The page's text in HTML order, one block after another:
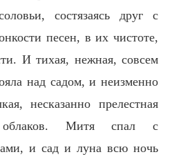
состязаясь друг с
песен, в их чистоте,
И тихая, нежная, совсем
над садом, и неизменно
несказанно прелестная
облаков. Митя спал с
и сад и луна всю ночь